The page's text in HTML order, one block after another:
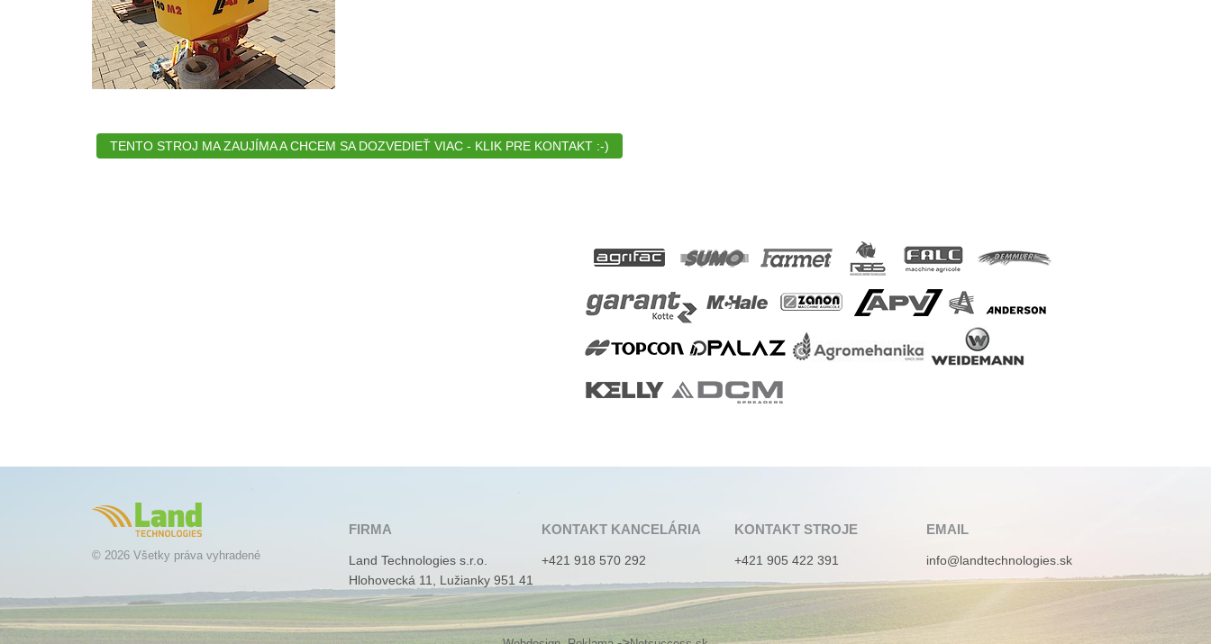
TENTO STROJ MA ZAUJÍMA A CHCEM SA DOZVEDIEŤ VIAC - KLIK PRE KONTAKT :-)
© 2026 Všetky práva vyhradené
FIRMA
Land Technologies s.r.o.
Hlohovecká 11, Lužianky 951 41
KONTAKT KANCELÁRIA
+421 918 570 292
KONTAKT STROJE
+421 905 422 391
EMAIL
info@landtechnologies.sk